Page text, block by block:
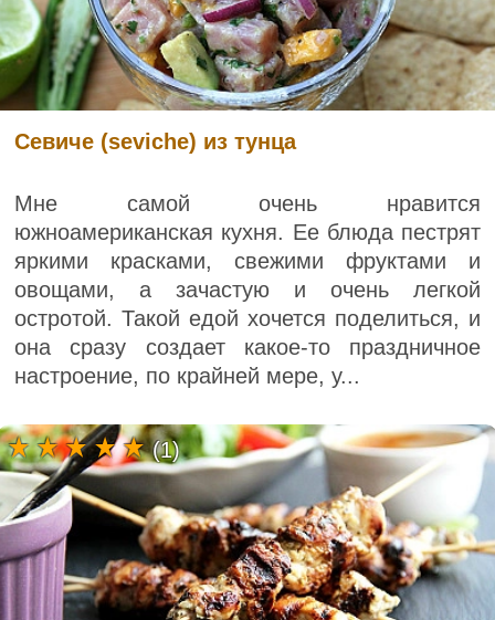
Севиче (seviche) из тунца
Мне самой очень нравится
южноамериканская кухня. Ее блюда пестрят
яркими красками, свежими фруктами и
овощами, а зачастую и очень легкой
остротой. Такой едой хочется поделиться, и
она сразу создает какое-то праздничное
настроение, по крайней мере, у...
(1)